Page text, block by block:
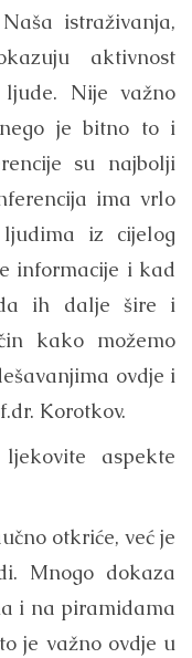
istraživanja,
aktivnost
Nije važno
je bitno to i
su najbolji
ima vrlo
iz cijelog
informacije i kad
ih dalje šire i
kako možemo
ovdje i
Korotkov.
aspekte
otkriće, već je
Mnogo dokaza
i na piramidama
je važno ovdje u